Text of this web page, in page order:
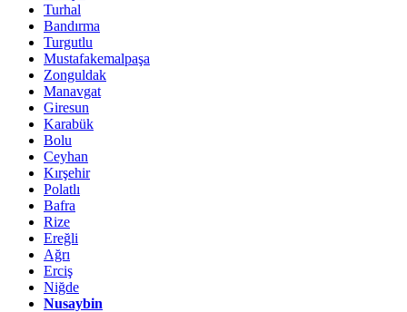
Turhal
Bandırma
Turgutlu
Mustafakemalpaşa
Zonguldak
Manavgat
Giresun
Karabük
Bolu
Ceyhan
Kırşehir
Polatlı
Bafra
Rize
Ereğli
Ağrı
Erciş
Niğde
Nusaybin